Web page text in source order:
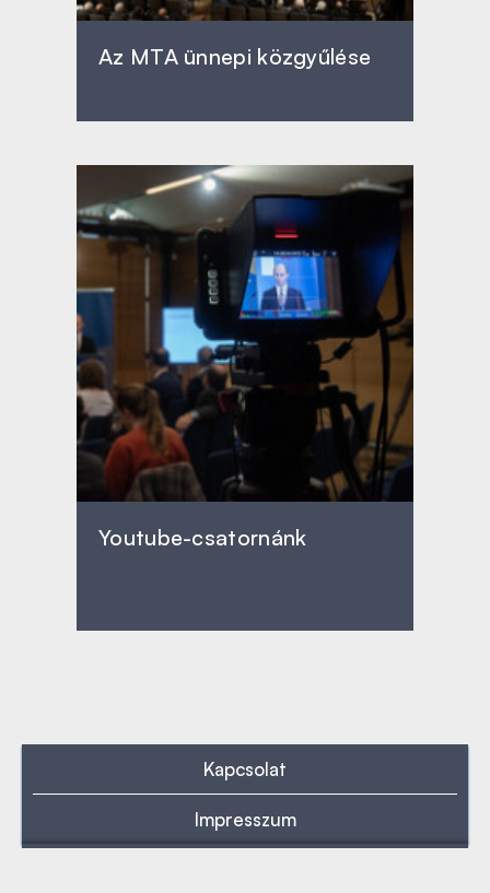
Az MTA ünnepi közgyűlése
Youtube-csatornánk
Kapcsolat
Impresszum